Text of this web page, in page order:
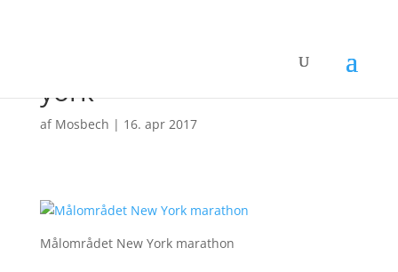
08-marathon-mål-new-
york
af Mosbech | 16. apr 2017
Målområdet New York marathon